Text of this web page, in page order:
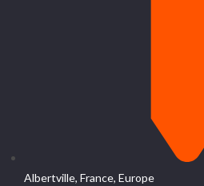
Albertville, France, Europe